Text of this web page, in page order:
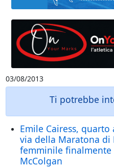
03/08/2013
Ti potrebbe
Emile Cairess,
via della Maratona di
femminile
McColgan